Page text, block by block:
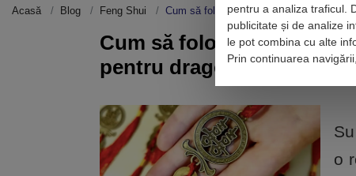
Acasă Blog Feng Shui Cum să folosești amuletele cu Dubla
Cum să folosești
pentru dragoste
o
pentru a analiza traficul.
publicitate și de analize
le pot combina cu alte
Prin continuarea